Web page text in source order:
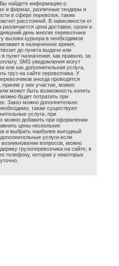
найдете информацию о
и фирмах, различные тендеры и
в сфере перевозок, также
расстояний. В зависимости от
различается цена доставки, сроки и
день многие перевозчики
вызова курьера в необходимое
в назначенное время,
до пункта выдачи или
пункт назначения, как правило, за
SMS уведомления могут
или как дополнительная услуга,
груз на сайте перевозчика. У
иногда проводятся
приняв у них участие, можно
может быть возможность копить
будет потратить при
Заказ можно дополнительно
также существуют
услуги, при
можно добавить при оформлении
цены нескольких
и выбрать наиболее выгодный
услуги если
вопросов, можно
грузоперевозчика на сайте, в
телефону, которая у некоторых